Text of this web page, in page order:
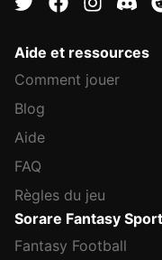
Aide et ressources
Comment jouer
Blog
Aide
FAQ
Règles du jeu
Sorare Fantasy
Fantasy Football